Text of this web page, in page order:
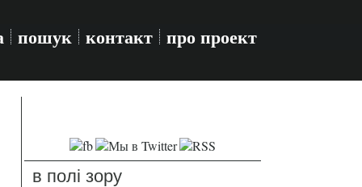
пошук контакт про проект
в полі зору